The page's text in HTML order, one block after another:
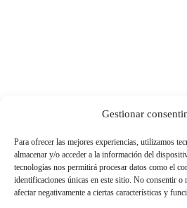
Gestionar
Para ofrecer las mejores experiencias, utilizamos
almacenar y/o acceder a la información del
tecnologías nos permitirá procesar datos como el
identificaciones únicas en este sitio. No consentir o
afectar negativamente a ciertas características y